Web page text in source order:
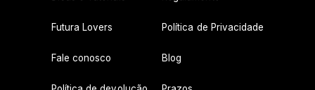
Futura Lovers Política de Privacidade
Fale conosco Blog